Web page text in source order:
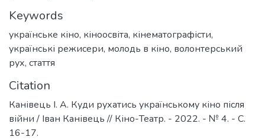
Keywords
українське кіно, кіноосвіта, кінематографісти,
українські режисери, молодь в кіно, волонтерський
рух, стаття
Citation
Канівець І. А. Куди рухатись українському кіно після
війни / Іван Канівець // Кіно-Театр. - 2022. - № 4. - C.
16-17.